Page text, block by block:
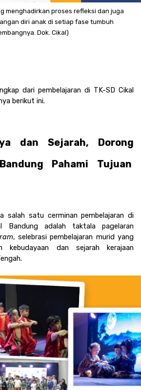
menghadirkan proses refleksi dan juga
diri anak di setiap fase tumbuh
Dok. Cikal)
dari pembelajaran di TK-SD Cikal
berikut ini.
dan Sejarah, Dorong
Pahami Tujuan
salah satu cerminan pembelajaran di
, selebrasi pembelajaran murid yang
kebudayaan dan sejarah kerajaan